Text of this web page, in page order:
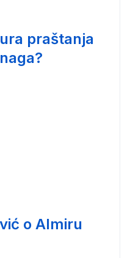
praštanja
o Almiru